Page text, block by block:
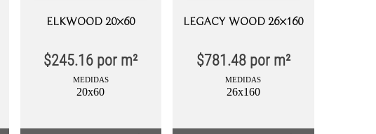
ELKWOOD 20×60
$245.16 por m²
MEDIDAS
20x60
LEGACY WOOD 26×160
$781.48 por m²
MEDIDAS
26x160